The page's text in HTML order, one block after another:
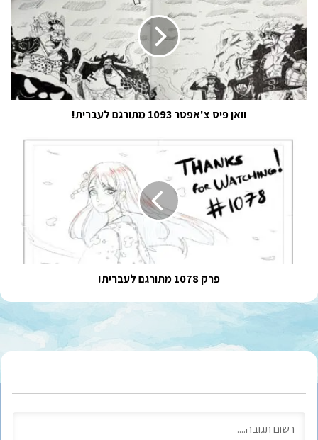
צ'אפטר
1093
מתורגם
לעברית!
וואן פיס צ'אפטר 1093 מתורגם לעברית!
פרק
מתורגם
פרק 1078 מתורגם לעברית!